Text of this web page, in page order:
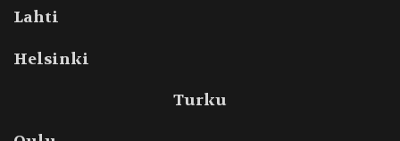
Lahti
Helsinki
Turku